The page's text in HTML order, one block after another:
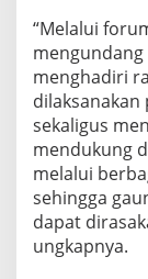
“Melalui
mengundang
menghadiri
dilaksanakan
sekaligus
mendukung
melalui
sehingga
dapat
ungkapnya.